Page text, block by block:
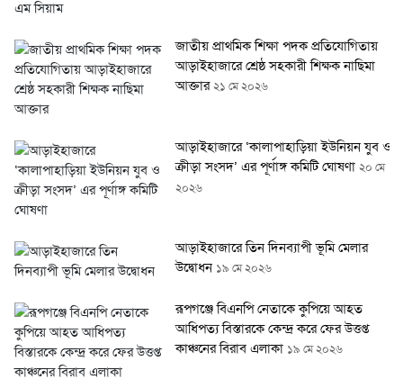
জাতীয় প্রাথমিক শিক্ষা পদক প্রতিযোগিতায়
আড়াইহাজারে শ্রেষ্ঠ সহকারী শিক্ষক নাছিমা
আক্তার২১ মে ২০২৬
আড়াইহাজারে ‘কালাপাহাড়িয়া ইউনিয়ন যুব ও
ক্রীড়া সংসদ’ এর পূর্ণাঙ্গ কমিটি ঘোষণা২০ মে
২০২৬
আড়াইহাজারে তিন দিনব্যাপী ভূমি মেলার
উদ্বোধন ১৯ মে ২০২৬
রূপগঞ্জে বিএনপি নেতাকে কুপিয়ে আহত
আধিপত্য বিস্তারকে কেন্দ্র করে ফের উত্তপ্ত
কাঞ্চনের বিরাব এলাকা ১৯ মে ২০২৬